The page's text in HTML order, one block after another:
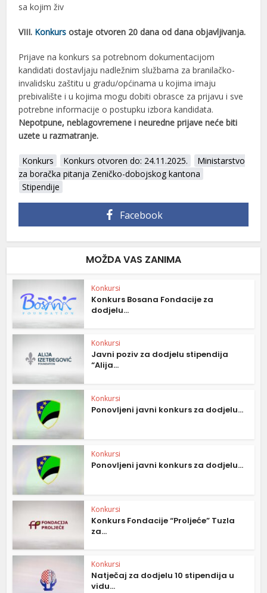
sa kojim živ
VIII. Konkurs ostaje otvoren 20 dana od dana objavljivanja.
Prijave na konkurs sa potrebnom dokumentacijom
kandidati dostavljaju nadležnim službama za branilačko-
invalidsku zaštitu u gradu/općinama u kojima imaju
prebivalište i u kojima mogu dobiti obrasce za prijavu i sve
potrebne informacije o postupku izbora kandidata.
Nepotpune, neblagovremene i neuredne prijave neće biti
uzete u razmatranje.
Konkurs Konkurs otvoren do: 24.11.2025.
Ministarstvo
za boračka pitanja Zeničko-dobojskog kantona
Stipendije
Facebook
MOŽDA VAS ZANIMA
Konkursi
Konkurs Bosana Fondacije za
dodjelu...
Konkursi
Javni poziv za dodjelu stipendija
“Alija...
Konkursi
Ponovljeni javni konkurs za dodjelu...
Konkursi
Ponovljeni javni konkurs za dodjelu...
Konkursi
Konkurs Fondacije “Proljeće” Tuzla
za...
Konkursi
Natječaj za dodjelu 10 stipendija u
vidu...